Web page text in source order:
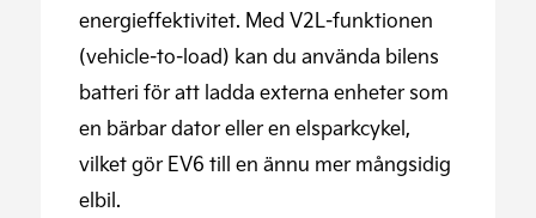
energieffektivitet. Med V2L-funktionen
(vehicle-to-load) kan du använda bilens
batteri för att ladda externa enheter som
en bärbar dator eller en elsparkcykel,
vilket gör EV6 till en ännu mer mångsidig
elbil.